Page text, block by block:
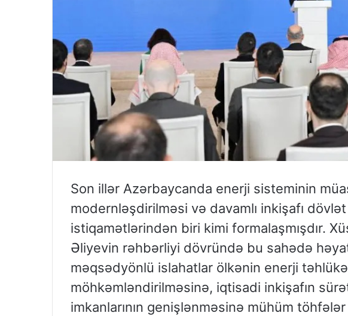
Son illər Azərbaycanda enerji sisteminin
modernləşdirilməsi və davamlı inkişafı
istiqamətlərindən biri kimi formalaşmışdır.
Əliyevin rəhbərliyi dövründə bu sahədə
məqsədyönlü islahatlar ölkənin enerji
möhkəmləndirilməsinə, iqtisadi inkişafın
imkanlarının genişlənməsinə mühüm